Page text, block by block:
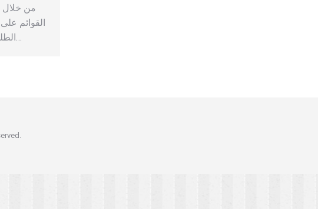
من خلال
القوائم
الطلبة في مواقع التواصل الاجتماعي *نصيحة…